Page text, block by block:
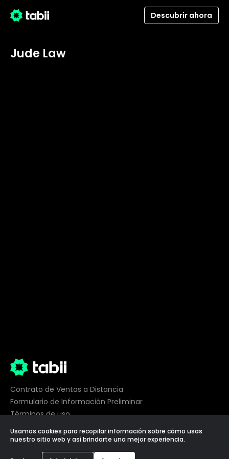
Descubrir ahora
Jude Law
Contrato de Ventas a Distancia
Formulario de Información Preliminar
Términos de uso
Privacidad
Preferencias de cookies
Usamos cookies para recopilar información sobre cómo usas
nuestro sitio web y así brindarte una mejor experiencia.